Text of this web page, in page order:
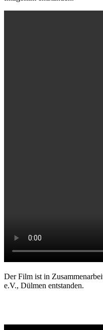
Der Film ist in
e.V., Dülmen entstanden.